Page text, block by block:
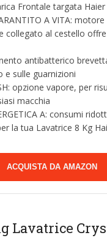
Frontale targata Haier
A VITA:
collegato al cestello
antibatterico
e sulle guarnizioni
opzione vapore, per
macchia
A: consumi
la tua Lavatrice 8 Kg
ACQUISTA DA AMAZON
Lavatrice